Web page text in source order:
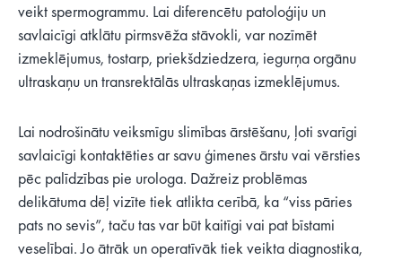
veikt spermogrammu. Lai diferencētu patoloģiju un
savlaicīgi atklātu pirmsvēža stāvokli, var nozīmēt
izmeklējumus, tostarp, priekšdziedzera, iegurņa orgānu
ultraskaņu un transrektālās ultraskaņas izmeklējumus.
Lai nodrošinātu veiksmīgu slimības ārstēšanu, ļoti svarīgi
savlaicīgi kontaktēties ar savu ģimenes ārstu vai vērsties
pēc palīdzības pie urologa. Dažreiz problēmas
delikātuma dēļ vizīte tiek atlikta cerībā, ka “viss pāries
pats no sevis”, taču tas var būt kaitīgi vai pat bīstami
veselībai. Jo ātrāk un operatīvāk tiek veikta diagnostika,